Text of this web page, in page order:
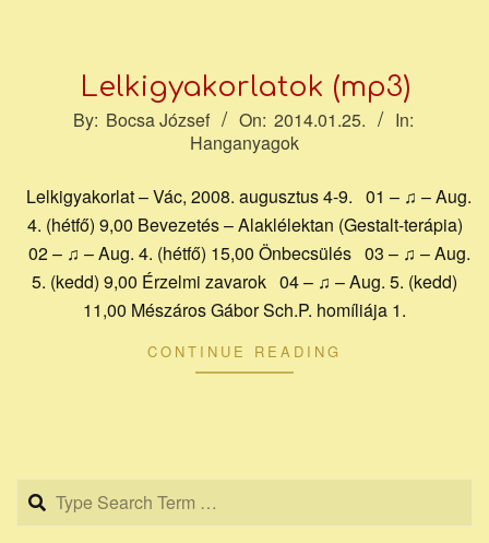
Lelkigyakorlatok (mp3)
By: Bocsa József On: 2014.01.25.
In:
Hanganyagok
Lelkigyakorlat – Vác, 2008. augusztus 4-9. 01 – ♫ – Aug.
4. (hétfő) 9,00 Bevezetés – Alaklélektan (Gestalt-terápia)
02 – ♫ – Aug. 4. (hétfő) 15,00 Önbecsülés 03 – ♫ – Aug.
5. (kedd) 9,00 Érzelmi zavarok 04 – ♫ – Aug. 5. (kedd)
11,00 Mészáros Gábor Sch.P. homíliája 1.
CONTINUE READING
Search